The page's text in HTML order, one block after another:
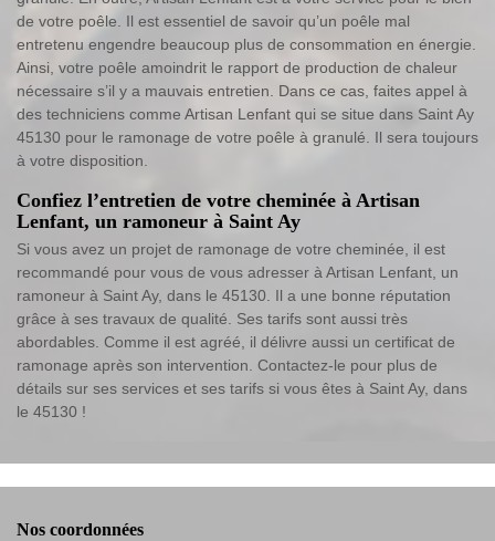
de votre poêle. Il est essentiel de savoir qu’un poêle mal
entretenu engendre beaucoup plus de consommation en énergie.
Ainsi, votre poêle amoindrit le rapport de production de chaleur
nécessaire s’il y a mauvais entretien. Dans ce cas, faites appel à
des techniciens comme Artisan Lenfant qui se situe dans Saint Ay
45130 pour le ramonage de votre poêle à granulé. Il sera toujours
à votre disposition.
Confiez l’entretien de votre cheminée à Artisan
Lenfant, un ramoneur à Saint Ay
Si vous avez un projet de ramonage de votre cheminée, il est
recommandé pour vous de vous adresser à Artisan Lenfant, un
ramoneur à Saint Ay, dans le 45130. Il a une bonne réputation
grâce à ses travaux de qualité. Ses tarifs sont aussi très
abordables. Comme il est agréé, il délivre aussi un certificat de
ramonage après son intervention. Contactez-le pour plus de
détails sur ses services et ses tarifs si vous êtes à Saint Ay, dans
le 45130 !
Nos coordonnées